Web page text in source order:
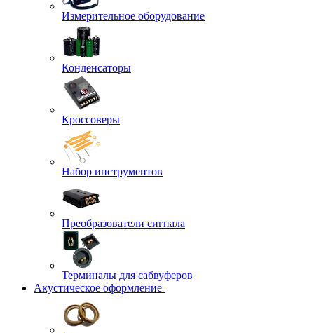
Измерительное оборудование
Конденсаторы
Кроссоверы
Набор инструментов
Преобразователи сигнала
Терминалы для сабвуферов
Акустическое оформление